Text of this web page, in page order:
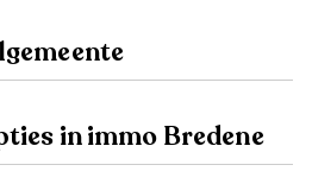
in immo Bredene